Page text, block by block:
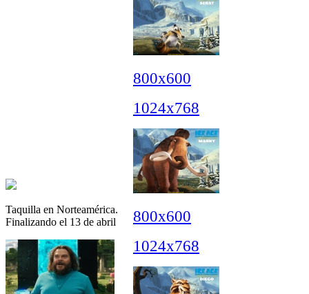
Taquilla en Norteamérica.
Finalizando el 13 de abril
800x600
1024x768
800x600
1024x768